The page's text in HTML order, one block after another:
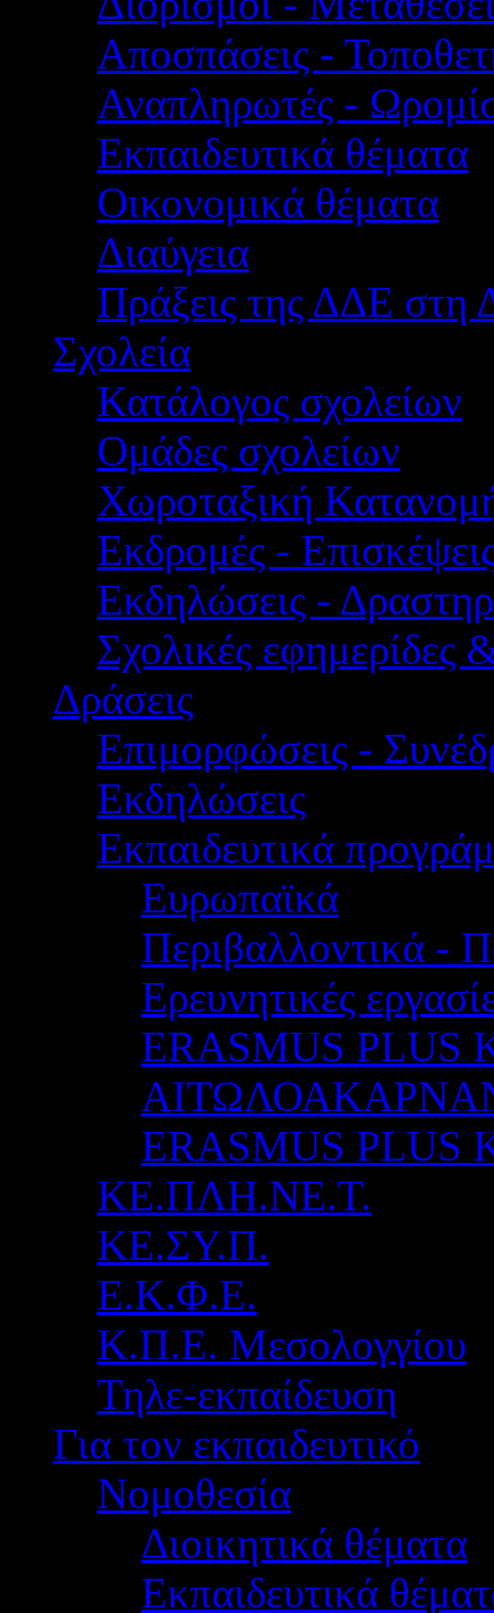
Αποσπάσεις -
Αναπληρωτές -
Εκπαιδευτικά θέματα
Οικονομικά θέματα
Διαύγεια
Πράξεις της ΔΔΕ στη
Σχολεία
Κατάλογος σχολείων
Ομάδες σχολείων
Χωροταξική
Εκδρομές -
Εκδηλώσεις -
Σχολικές εφημερίδες
Δράσεις
Επιμορφώσεις -
Εκδηλώσεις
Εκπαιδευτικά
Ευρωπαϊκά
Περιβαλλοντικά -
Ερευνητικές
ERASMUS PLUS
ERASMUS
ΚΕ.ΠΛΗ.ΝΕ.Τ.
ΚΕ.ΣΥ.Π.
Ε.Κ.Φ.Ε.
Κ.Π.Ε. Μεσολογγίου
Τηλε-εκπαίδευση
Για τον εκπαιδευτικό
Νομοθεσία
Διοικητικά θέματα
Εκπαιδευτικά